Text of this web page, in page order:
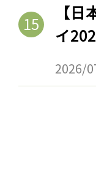
【
イ
2026/